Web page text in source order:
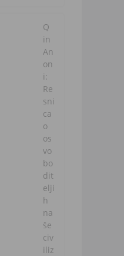
Q
in
An
on
i:
Re
sni
ca
o
os
vo
bo
dit
elji
h
na
še
civ
iliz